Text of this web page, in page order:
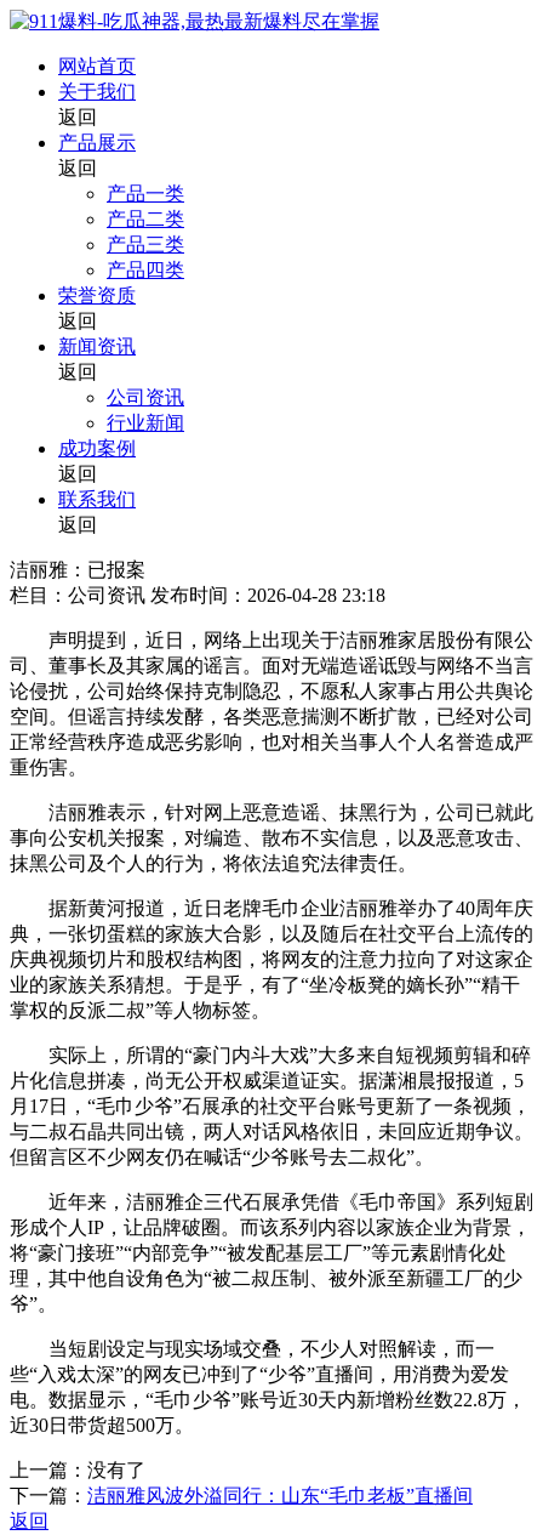
网站首页
关于我们
返回
产品展示
返回
产品一类
产品二类
产品三类
产品四类
荣誉资质
返回
新闻资讯
返回
公司资讯
行业新闻
成功案例
返回
联系我们
返回
洁丽雅：已报案
栏目：公司资讯 发布时间：2026-04-28 23:18
声明提到，近日，网络上出现关于洁丽雅家居股份有限公
司、董事长及其家属的谣言。面对无端造谣诋毁与网络不当言
论侵扰，公司始终保持克制隐忍，不愿私人家事占用公共舆论
空间。但谣言持续发酵，各类恶意揣测不断扩散，已经对公司
正常经营秩序造成恶劣影响，也对相关当事人个人名誉造成严
重伤害。
洁丽雅表示，针对网上恶意造谣、抹黑行为，公司已就此
事向公安机关报案，对编造、散布不实信息，以及恶意攻击、
抹黑公司及个人的行为，将依法追究法律责任。
据新黄河报道，近日老牌毛巾企业洁丽雅举办了40周年庆
典，一张切蛋糕的家族大合影，以及随后在社交平台上流传的
庆典视频切片和股权结构图，将网友的注意力拉向了对这家企
业的家族关系猜想。于是乎，有了“坐冷板凳的嫡长孙”“精干
掌权的反派二叔”等人物标签。
实际上，所谓的“豪门内斗大戏”大多来自短视频剪辑和碎
片化信息拼凑，尚无公开权威渠道证实。据潇湘晨报报道，5
月17日，“毛巾少爷”石展承的社交平台账号更新了一条视频，
与二叔石晶共同出镜，两人对话风格依旧，未回应近期争议。
但留言区不少网友仍在喊话“少爷账号去二叔化”。
近年来，洁丽雅企三代石展承凭借《毛巾帝国》系列短剧
形成个人IP，让品牌破圈。而该系列内容以家族企业为背景，
将“豪门接班”“内部竞争”“被发配基层工厂”等元素剧情化处
理，其中他自设角色为“被二叔压制、被外派至新疆工厂的少
爷”。
当短剧设定与现实场域交叠，不少人对照解读，而一
些“入戏太深”的网友已冲到了“少爷”直播间，用消费为爱发
电。数据显示，“毛巾少爷”账号近30天内新增粉丝数22.8万，
近30日带货超500万。
上一篇： 没有了
下一篇： 洁丽雅风波外溢同行：山东“毛巾老板”直播间
返回